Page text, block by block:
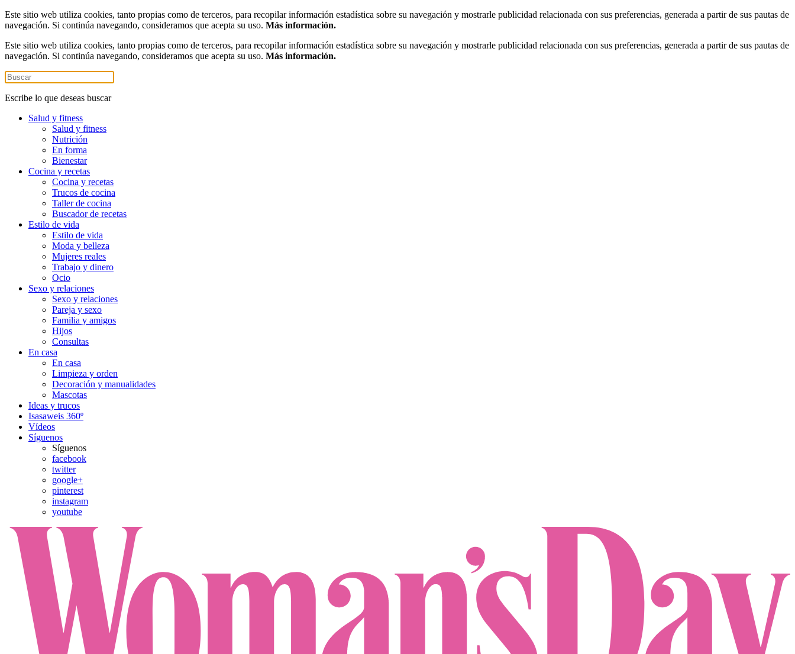
Este sitio web utiliza cookies, tanto propias como de terceros, para recopilar información estadística sobre su navegación y mostrarle publicidad relacionada con sus preferencias, generada a partir de sus pautas de
navegación. Si continúa navegando, consideramos que acepta su uso. Más información.
Este sitio web utiliza cookies, tanto propias como de terceros, para recopilar información estadística sobre su navegación y mostrarle publicidad relacionada con sus preferencias, generada a partir de sus pautas de
navegación. Si continúa navegando, consideramos que acepta su uso. Más información.
Escribe lo que deseas buscar
Salud y fitness
Salud y fitness
Nutrición
En forma
Bienestar
Cocina y recetas
Cocina y recetas
Trucos de cocina
Taller de cocina
Buscador de recetas
Estilo de vida
Estilo de vida
Moda y belleza
Mujeres reales
Trabajo y dinero
Ocio
Sexo y relaciones
Sexo y relaciones
Pareja y sexo
Familia y amigos
Hijos
Consultas
En casa
En casa
Limpieza y orden
Decoración y manualidades
Mascotas
Ideas y trucos
Isasaweis 360º
Vídeos
Síguenos
Síguenos
facebook
twitter
google+
pinterest
instagram
youtube